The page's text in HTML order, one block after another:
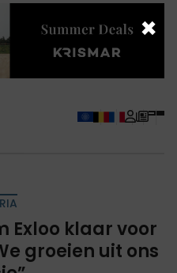
Exloo klaar voor
groeien uit ons
×